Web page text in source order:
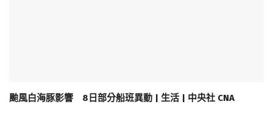
颱風白海豚影響 8日部分船班異動 | 生活 | 中央社 CNA